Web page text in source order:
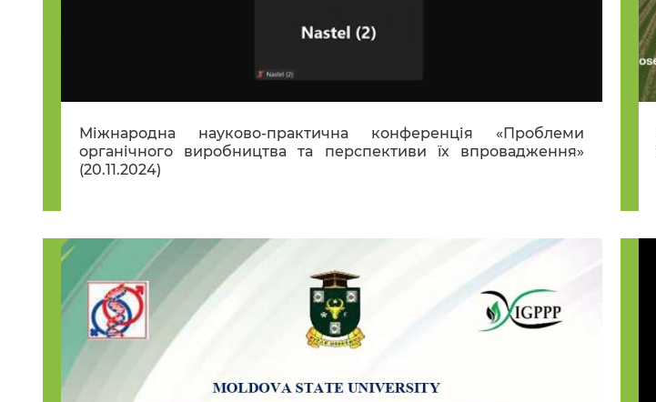
Міжнародна науково-практична конференція «Проблеми
органічного виробництва та перспективи їх впровадження»
(20.11.2024)